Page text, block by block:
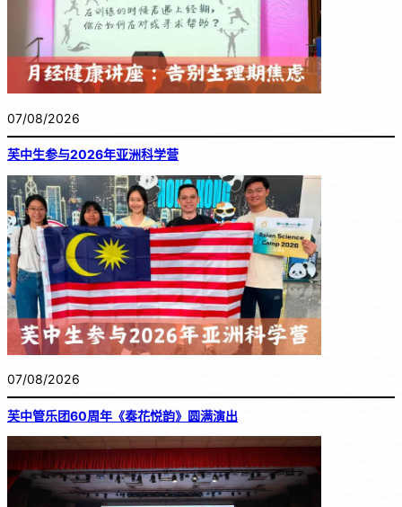
07/08/2026
芙中生参与2026年亚洲科学营
07/08/2026
芙中管乐团60周年《奏花悦韵》圆满演出